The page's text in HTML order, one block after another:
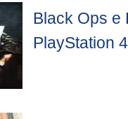
Black Ops e
PlayStation